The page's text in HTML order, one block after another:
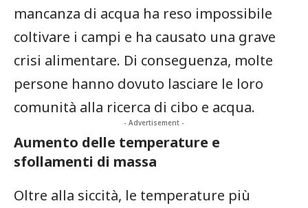
mancanza di⁣ acqua ha reso impossibile
coltivare ⁤i ​campi e ha causato una grave
crisi ‌alimentare. Di conseguenza, molte
persone⁣ hanno ‌dovuto lasciare le‍ loro
comunità alla ricerca di cibo e acqua.
- Advertisement -
Aumento delle temperature e
sfollamenti di massa
Oltre alla siccità, le temperature più